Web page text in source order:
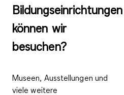
Bildungseinrichtungen
können wir
besuchen?
Museen, Ausstellungen und
viele weitere